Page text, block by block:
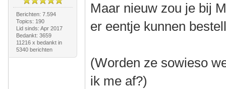
Berichten: 7.594
Topics: 190
Lid sinds: Apr 2017
Bedankt: 3659
11216 x bedankt in
5340 berichten
Maar nieuw zou je bij
er eentje kunnen
(Worden ze sowieso
ik me af?)